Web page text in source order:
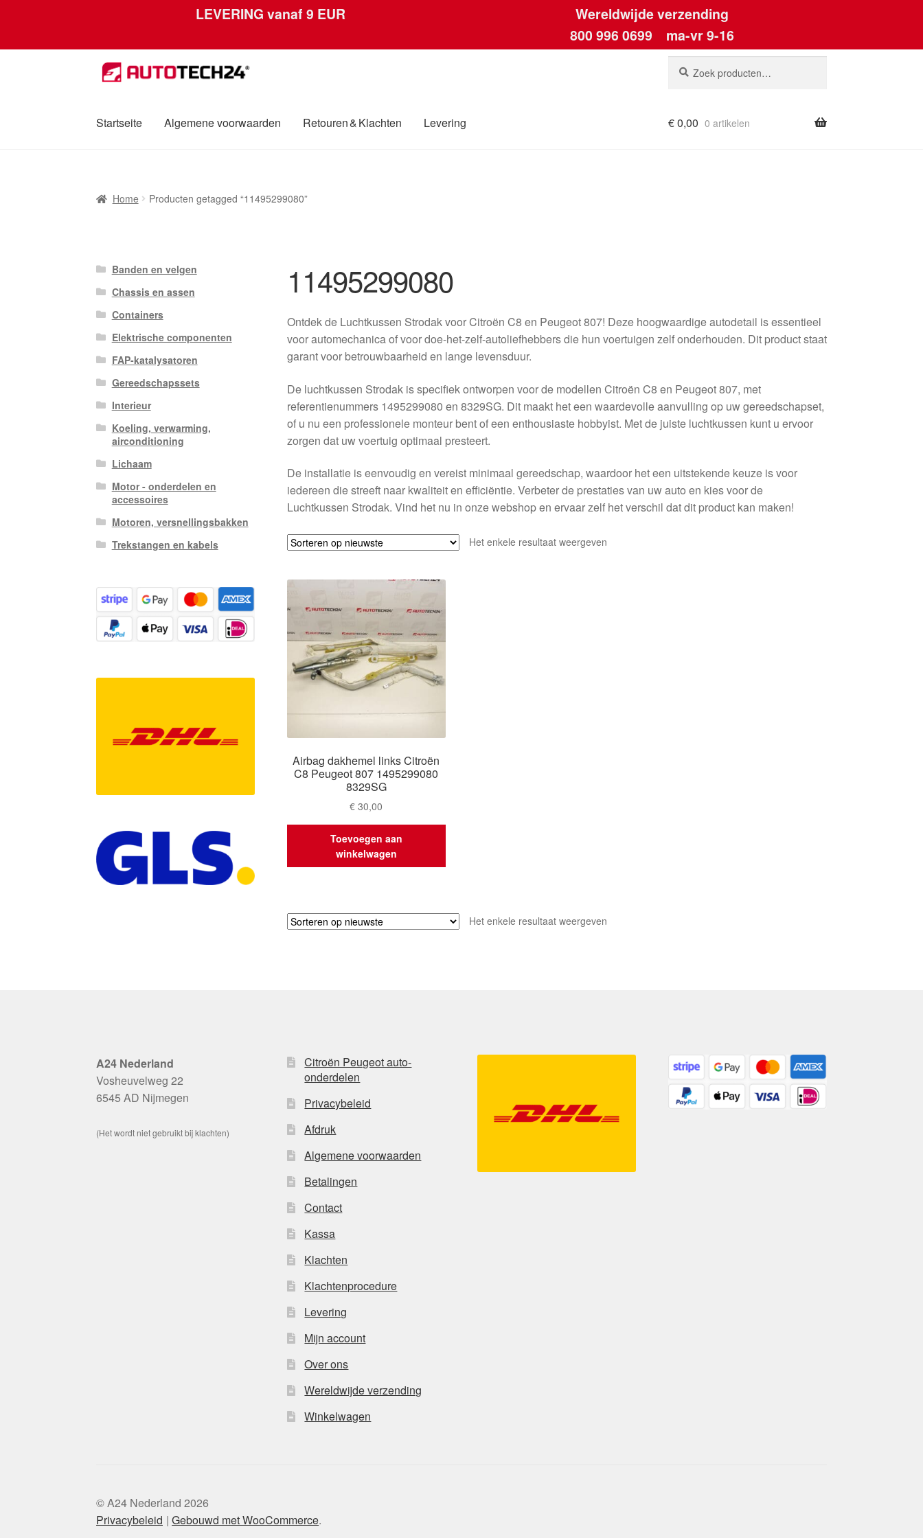
LEVERING vanaf 9 EUR
Wereldwijde verzending
800 996 0699 ma-vr 9-16
Ga
door
navigatie
Ga
naar
inhoud
naar:
Startseite Algemene voorwaarden Retouren & Klachten Levering
Over ons PrivacybeleidWereldwijde verzending
€0,00 0 artikelen
Home Producten getagged “11495299080”
11495299080
Ontdek de Luchtkussen Strodak voor Citroën C8 en Peugeot 807! Deze hoogwaardige autodetail is essentieel
voor automechanica of voor doe-het-zelf-autoliefhebbers die hun voertuigen zelf onderhouden. Dit product staat
garant voor betrouwbaarheid en lange levensduur.
De luchtkussen Strodak is specifiek ontworpen voor de modellen Citroën C8 en Peugeot 807, met
referentienummers 1495299080 en 8329SG. Dit maakt het een waardevolle aanvulling op uw gereedschapset,
of u nu een professionele monteur bent of een enthousiaste hobbyist. Met de juiste luchtkussen kunt u ervoor
zorgen dat uw voertuig optimaal presteert.
De installatie is eenvoudig en vereist minimaal gereedschap, waardoor het een uitstekende keuze is voor
iedereen die streeft naar kwaliteit en efficiëntie. Verbeter de prestaties van uw auto en kies voor de
Luchtkussen Strodak. Vind het nu in onze webshop en ervaar zelf het verschil dat dit product kan maken!
Het enkele resultaat weergeven
Airbag dakhemel links Citroën
C8 Peugeot 807 1495299080
8329SG
€ 30,00
Toevoegen aan
winkelwagen
Het enkele resultaat weergeven
Banden en velgen
Chassis en assen
Containers
Elektrische componenten
FAP-katalysatoren
Gereedschapssets
Interieur
Koeling, verwarming,
airconditioning
Lichaam
Motor - onderdelen en
accessoires
Motoren, versnellingsbakken
Trekstangen en kabels
A24 Nederland
Vosheuvelweg 22
6545 AD Nijmegen
(Het wordt niet gebruikt bij klachten)
Citroën Peugeot auto-
onderdelen
Privacybeleid
Afdruk
Algemene voorwaarden
Betalingen
Contact
Kassa
Klachten
Klachtenprocedure
Levering
Mijn account
Over ons
Wereldwijde verzending
Winkelwagen
© A24 Nederland 2026
Privacybeleid
Gebouwd met WooCommerce.